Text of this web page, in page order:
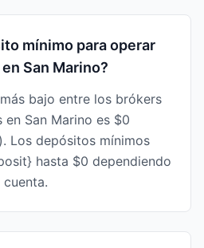
mínimo para operar
San Marino?
bajo entre los brókers
San Marino es $0
Los depósitos mínimos
hasta $0 dependiendo